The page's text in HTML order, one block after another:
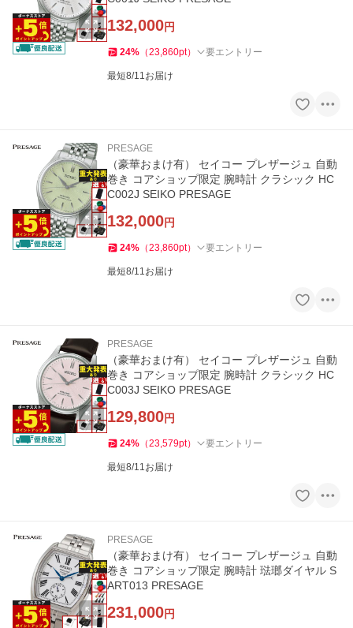
132,000円
24% （23,860pt） 要エントリー
最短8/11お届け
PRESAGE
（豪華おまけ有） セイコー プレザージュ 自動
巻き コアショップ限定 腕時計 クラシック HC
C002J SEIKO PRESAGE
132,000円
24% （23,860pt） 要エントリー
最短8/11お届け
PRESAGE
（豪華おまけ有） セイコー プレザージュ 自動
巻き コアショップ限定 腕時計 クラシック HC
C003J SEIKO PRESAGE
129,800円
24% （23,579pt） 要エントリー
最短8/11お届け
PRESAGE
（豪華おまけ有） セイコー プレザージュ 自動
巻き コアショップ限定 腕時計 琺瑯ダイヤル S
ART013 PRESAGE
231,000円